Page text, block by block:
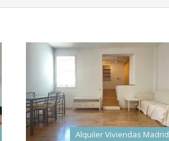
Alquiler Viviendas Madrid